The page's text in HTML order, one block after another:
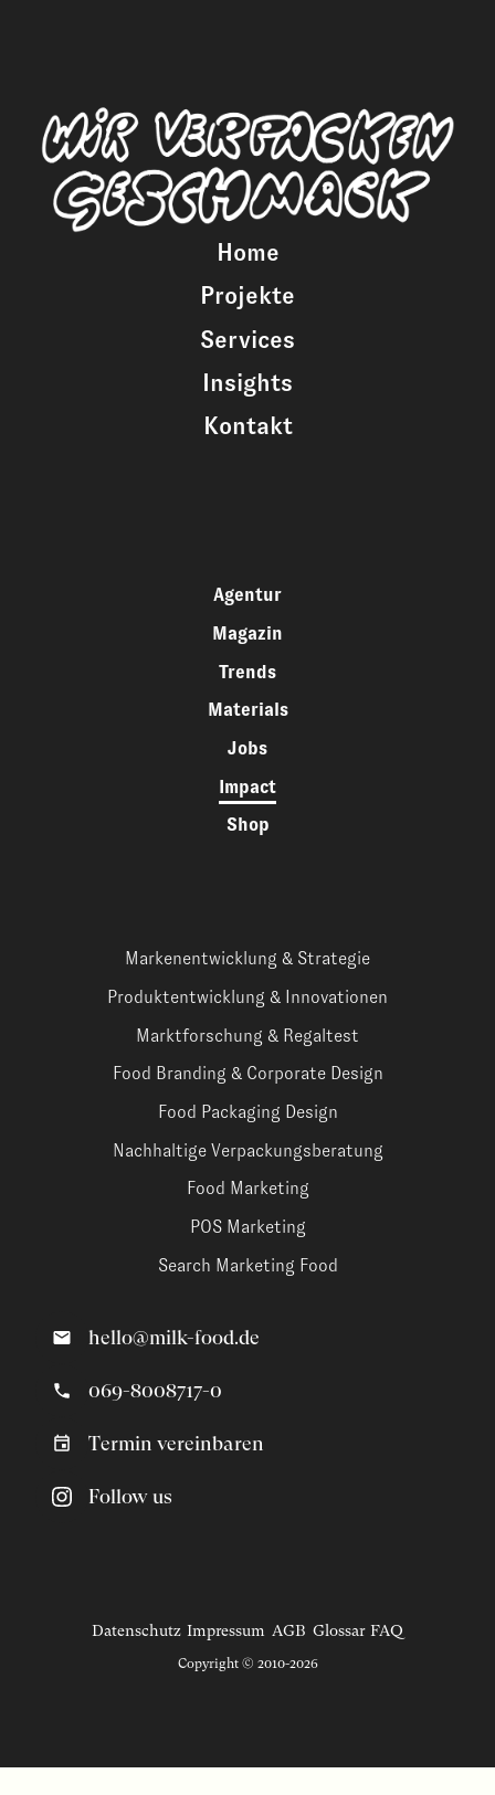
Home
Projekte
Services
Insights
Kontakt
Agentur
Magazin
Trends
Materials
Jobs
Impact
Shop
Markenentwicklung & Strategie
Produktentwicklung & Innovationen
Marktforschung & Regaltest
Food Branding & Corporate Design
Food Packaging Design
Nachhaltige Verpackungsberatung
Food Marketing
POS Marketing
Search Marketing Food
hello@milk-food.de
069-8008717-0
Termin vereinbaren
Follow us
Datenschutz Impressum AGB Glossar FAQ
Copyright © 2010-2026